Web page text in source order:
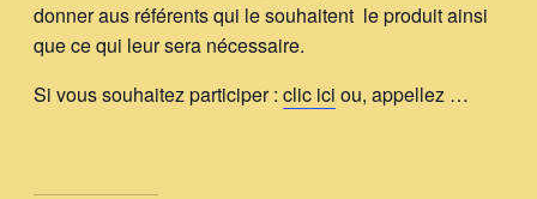
donner aus référents qui le souhaitent le produit ainsi
que ce qui leur sera nécessaire.
Si vous souhaitez participer : clic ici ou, appellez …